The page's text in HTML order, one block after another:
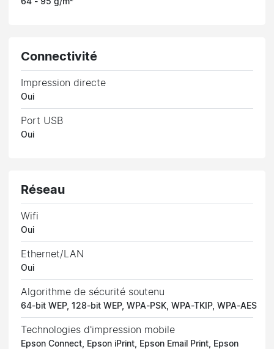
64 - 95 g/m²
Connectivité
Impression directe
Oui
Port USB
Oui
Réseau
Wifi
Oui
Ethernet/LAN
Oui
Algorithme de sécurité soutenu
64-bit WEP, 128-bit WEP, WPA-PSK, WPA-TKIP, WPA-AES
Technologies d'impression mobile
Epson Connect, Epson iPrint, Epson Email Print, Epson